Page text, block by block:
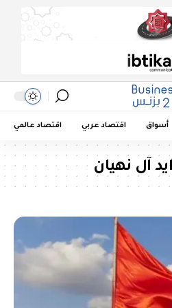
أسواق اقتصاد عربي اقتصاد عالمي
آل نهيان